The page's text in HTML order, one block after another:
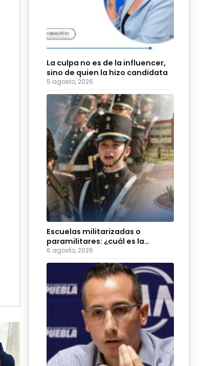
La culpa no es de la influencer,
sino de quien la hizo candidata
5 agosto, 2026
Escuelas militarizadas o
paramilitares: ¿cuál es la
diferencia?
6 agosto, 2026